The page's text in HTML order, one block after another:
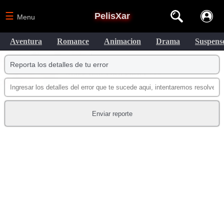
PelisXar
☰ Menu
Aventura Romance Animacion Drama
Reporta los detalles de tu error